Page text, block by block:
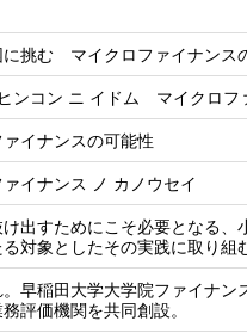
に挑む マイクロファイナ
ンコン ニ イドム マイクロフ
イナンスの可能性
イナンス ノ カノウセイ
出すためにこそ必要となる
る対象としたその実践に取り組
早稲田大学大学院ファイナ
評価機関を共同創設。